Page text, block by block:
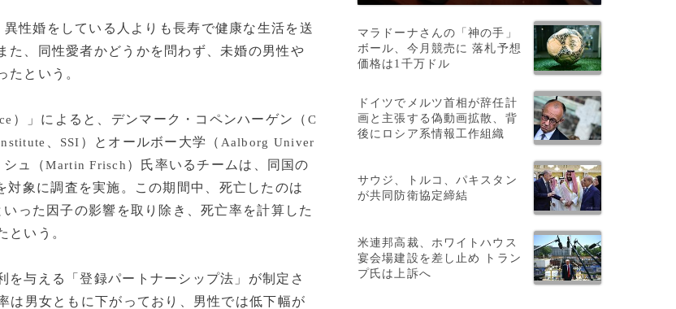
性婚をしている人よりも長寿で健康な生活を送
た、同性愛者かどうかを問わず、未婚の男性や
たという。
）」によると、デンマーク・コペンハーゲン（ C
SSI ）とオールボー大学（ Aalborg Univer
シュ（Martin Frisch ）氏率いるチームは、同国の
対象に調査を実施。この期間中、死亡したのは
った因子の影響を取り除き、死亡率を計算した
という。
与える「登録パートナーシップ法」が制定さ
は男女ともに下がっており、男性では低下幅が
マラドーナさんの「神の手」
ボール、今月競売に 落札予想
価格は1千万ドル
ドイツでメルツ首相が辞任計
画と主張する偽動画拡散、背
後にロシア系情報工作組織
サウジ、トルコ、パキスタン
が共同防衛協定締結
米連邦高裁、ホワイトハウス
宴会場建設を差し止め トラン
プ氏は上訴へ